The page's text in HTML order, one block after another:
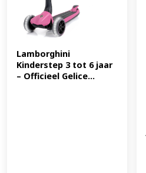
Lamborghini
Kinderstep 3 tot 6 jaar
– Officieel Gelice...